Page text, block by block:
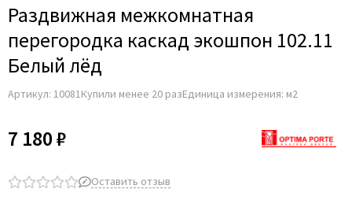
Раздвижная межкомнатная
перегородка каскад экошпон 102.11
Белый лёд
Артикул: 10081Купили менее 20 разЕдиница измерения: м2
7 180 ₽
Оставить отзыв